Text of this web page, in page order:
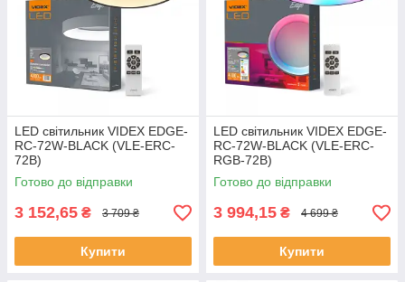
LED світильник VIDEX EDGE-
RC-72W-BLACK (VLE-ERC-
72B)
Готово до відправки
3 152,65 ₴ 3 709 ₴
Купити
LED світильник VIDEX EDGE-
RC-72W-BLACK (VLE-ERC-
RGB-72B)
Готово до відправки
3 994,15 ₴ 4 699 ₴
Купити